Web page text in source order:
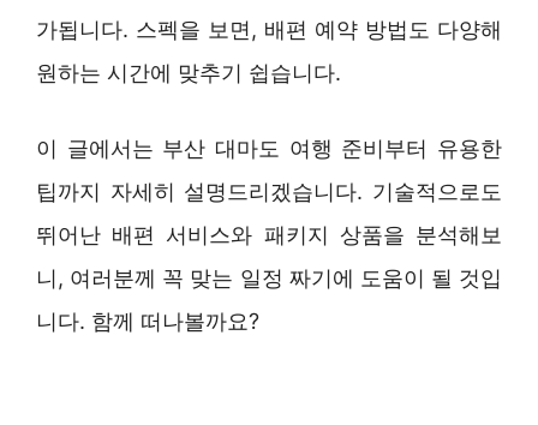
가됩니다. 스펙을 보면, 배편 예약 방법도 다양해
원하는 시간에 맞추기 쉽습니다.
이 글에서는 부산 대마도 여행 준비부터 유용한
팁까지 자세히 설명드리겠습니다. 기술적으로도
뛰어난 배편 서비스와 패키지 상품을 분석해보
니, 여러분께 꼭 맞는 일정 짜기에 도움이 될 것입
니다. 함께 떠나볼까요?